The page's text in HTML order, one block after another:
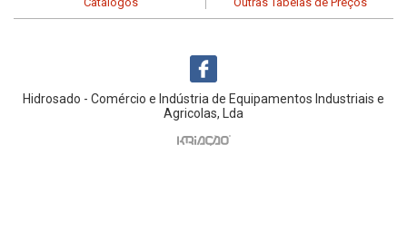
Hidrosado - Comércio e Indústria de Equipamentos Industriais e
Agricolas, Lda